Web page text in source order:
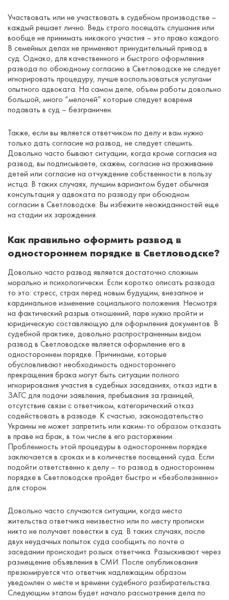
Участвовать или не участвовать в судебном производстве –
каждый решает лично. Ведь строго посещать слушания или
вообще не принимать никакого участия – это право каждого.
В семейных делах не применяют принудительный привод в
суд. Однако, для качественного и быстрого оформления
развода по обоюдному согласию в Светловодске не следует
игнорировать процедуру, лучше воспользоваться услугами
опытного адвоката. На самом деле, объем работы довольно
большой, много “мелочей” которые следует вовремя
подавать в суд – безграничен.
Также, если вы является ответчиком по делу и вам нужно
только дать согласие на развод, не следует спешить.
Довольно часто бывают ситуации, когда кроме согласия на
развод, вы подписываете, скажем, согласие на проживание
детей или согласие на отчуждение собственности в пользу
истца. В таких случаях, лучшим вариантом будет обычная
консультация у адвоката по разводу при обоюдном
согласии в Светловодске. Вы избежите неожиданностей еще
на стадии их зарождения.
Как правильно оформить развод в
одностороннем порядке в Светловодске?
Довольно часто развод является достаточно сложным
морально и психологически. Если коротко описать развода
то это: стресс, страх перед новым будущим, внезапное и
кардинальное изменение социального положения. Несмотря
на фактический разрыв отношений, паре нужно пройти и
юридическую составляющую для оформления документов. В
судебной практике, довольно распространенным видом
развод в Светловодске является оформление его в
одностороннем порядке. Причинами, которые
обусловливают необходимость одностороннего
прекращения брака могут быть ситуации полного
игнорирования участия в судебных заседаниях, отказ идти в
ЗАГС для подачи заявления, пребывания за границей,
отсутствие связи с ответчиком, категорический отказ
содействовать в разводе. К счастью, законодательство
Украины не может запретить или каким-то образом отказать
в праве на брак, в том числе в его расторжении.
Проблемность этой процедуры в одностороннем порядке
заключается в сроках и в количестве посещений суда. Если
подойти ответственно к делу – то развод в одностороннем
порядке в Светловодске пройдет быстро и «безболезненно»
для сторон.
Довольно часто случаются ситуации, когда место
жительства ответчика неизвестно или по месту прописки
никто не получает повестки в суд. В таких случаях, после
двух неудачных попыток суда сообщить по почте о
заседании происходит розыск ответчика. Разыскивают через
размещение объявления в СМИ. После опубликования
презюмируется что ответчик надлежащим образом
уведомлен о месте и времени судебного разбирательства.
Следующим этапом будет начало рассмотрения дела по